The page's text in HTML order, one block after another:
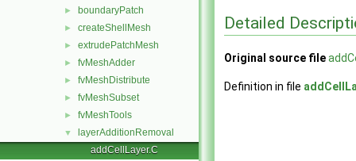
► boundaryPatch
► createShellMesh
► extrudePatchMesh
► fvMeshAdder
► fvMeshDistribute
► fvMeshSubset
► fvMeshTools
▼
layerAdditionRemoval
addCellLayer.C
Detailed
Original source file
Definition in file